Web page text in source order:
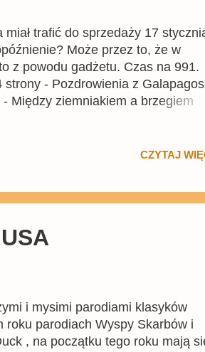
trafić do sprzedaży 17
Może przez to, że w
z powodu gadżetu. Czas na 991.
strony - Pozdrowienia z
Między ziemniakiem a brzegiem
Patrząc na zawartość nowego
CZYTAJ
i mysimi parodiami klasyków
roku parodiach Wyspy Skarbów i
, na początku tego roku mają